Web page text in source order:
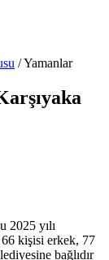
/Yamanlar
2025 yılı
kişisi erkek, 77
bağlıdır